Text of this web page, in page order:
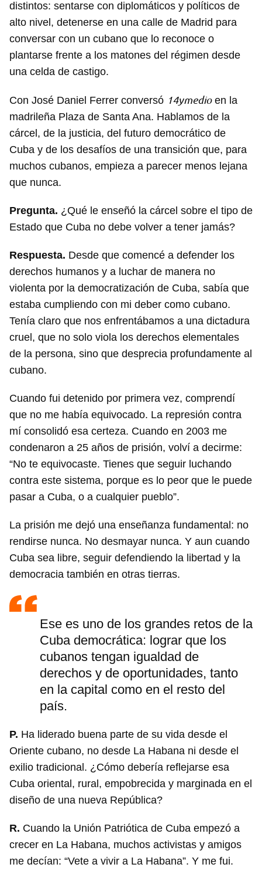
distintos: sentarse con diplomáticos y políticos de
alto nivel, detenerse en una calle de Madrid para
conversar con un cubano que lo reconoce o
plantarse frente a los matones del régimen desde
una celda de castigo.
Con José Daniel Ferrer conversó 14ymedioen la
madrileña Plaza de Santa Ana. Hablamos de la
cárcel, de la justicia, del futuro democrático de
Cuba y de los desafíos de una transición que, para
muchos cubanos, empieza a parecer menos lejana
que nunca.
Pregunta. ¿Qué le enseñó la cárcel sobre el tipo de
Estado que Cuba no debe volver a tener jamás?
Respuesta. Desde que comencé a defender los
derechos humanos y a luchar de manera no
violenta por la democratización de Cuba, sabía que
estaba cumpliendo con mi deber como cubano.
Tenía claro que nos enfrentábamos a una dictadura
cruel, que no solo viola los derechos elementales
de la persona, sino que desprecia profundamente al
cubano.
Cuando fui detenido por primera vez, comprendí
que no me había equivocado. La represión contra
mí consolidó esa certeza. Cuando en 2003 me
condenaron a 25 años de prisión, volví a decirme:
“No te equivocaste. Tienes que seguir luchando
contra este sistema, porque es lo peor que le puede
pasar a Cuba, o a cualquier pueblo”.
La prisión me dejó una enseñanza fundamental: no
rendirse nunca. No desmayar nunca. Y aun cuando
Cuba sea libre, seguir defendiendo la libertad y la
democracia también en otras tierras.
Ese es uno de los grandes retos de la
Cuba democrática: lograr que los
cubanos tengan igualdad de
derechos y de oportunidades, tanto
en la capital como en el resto del
país.
P. Ha liderado buena parte de su vida desde el
Oriente cubano, no desde La Habana ni desde el
exilio tradicional. ¿Cómo debería reflejarse esa
Cuba oriental, rural, empobrecida y marginada en el
diseño de una nueva República?
R. Cuando la Unión Patriótica de Cuba empezó a
crecer en La Habana, muchos activistas y amigos
me decían: “Vete a vivir a La Habana”. Y me fui.